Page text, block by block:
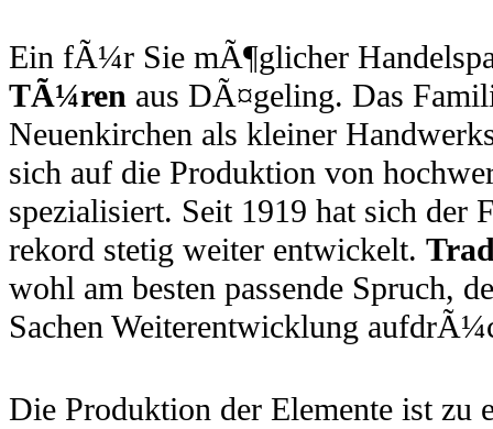
Ein fÃ¼r Sie mÃ¶glicher
TÃ¼ren aus DÃ¤geling. Das
Neuenkirchen als kleiner
sich auf die Produktion von
spezialisiert. Seit 1919 hat sich der
rekord stetig weiter entwickelt.
wohl am besten passende Spruch,
Sachen Weiterentwicklung
Die Produktion der Elemente ist zu